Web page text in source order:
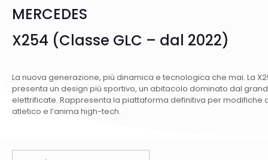
MERCEDES
X254 (Classe GLC – dal 2022)
La nuova generazione, più dinamica e tecnologica che mai. La
presenta un design più sportivo, un abitacolo dominato dal
elettrificate. Rappresenta la piattaforma definitiva per modifiche
atletico e l’anima high-tech.